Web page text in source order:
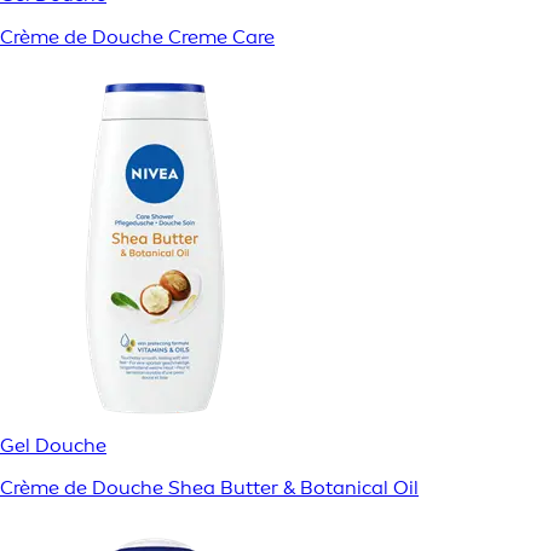
Crème de Douche Creme Care
Gel Douche
Crème de Douche Shea Butter & Botanical Oil